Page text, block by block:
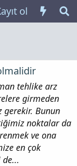
ol
tehlike arz
girmeden
gerekir. Bunun
noktalar da
ve ona
en çok